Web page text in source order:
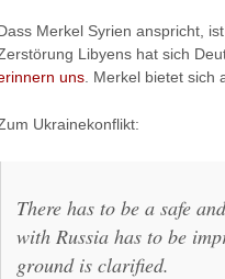
Merkel Syrien anspricht,
Libyens hat sich
uns . Merkel bietet
Ukrainekonflikt:
There has to be a safe
with Russia has to be
ground is clarified.